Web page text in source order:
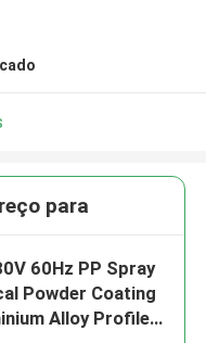
em breve!
para
60Hz PP Spray
Powder Coating
Alloy Profile